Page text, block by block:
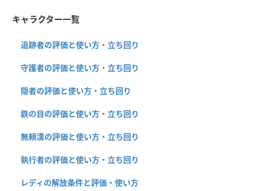
キャラクター一覧
追跡者の評価と使い方・立ち回り
守護者の評価と使い方・立ち回り
隠者の評価と使い方・立ち回り
鉄の目の評価と使い方・立ち回り
無頼漢の評価と使い方・立ち回り
執行者の評価と使い方・立ち回り
レディの解放条件と評価・使い方